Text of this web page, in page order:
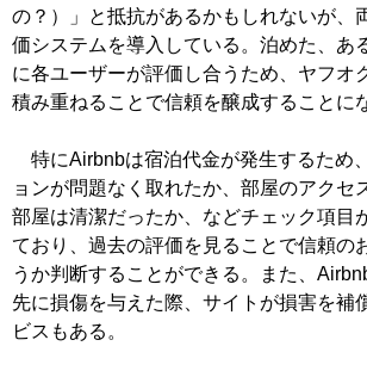
の？）」と抵抗があるかもしれないが、
価システムを導入している。泊めた、あ
に各ユーザーが評価し合うため、ヤフオ
積み重ねることで信頼を醸成することに
特にAirbnbは宿泊代金が発生するため
ョンが問題なく取れたか、部屋のアクセ
部屋は清潔だったか、などチェック項目
ており、過去の評価を見ることで信頼の
うか判断することができる。また、
先に損傷を与えた際、サイトが損害を補
ビスもある。